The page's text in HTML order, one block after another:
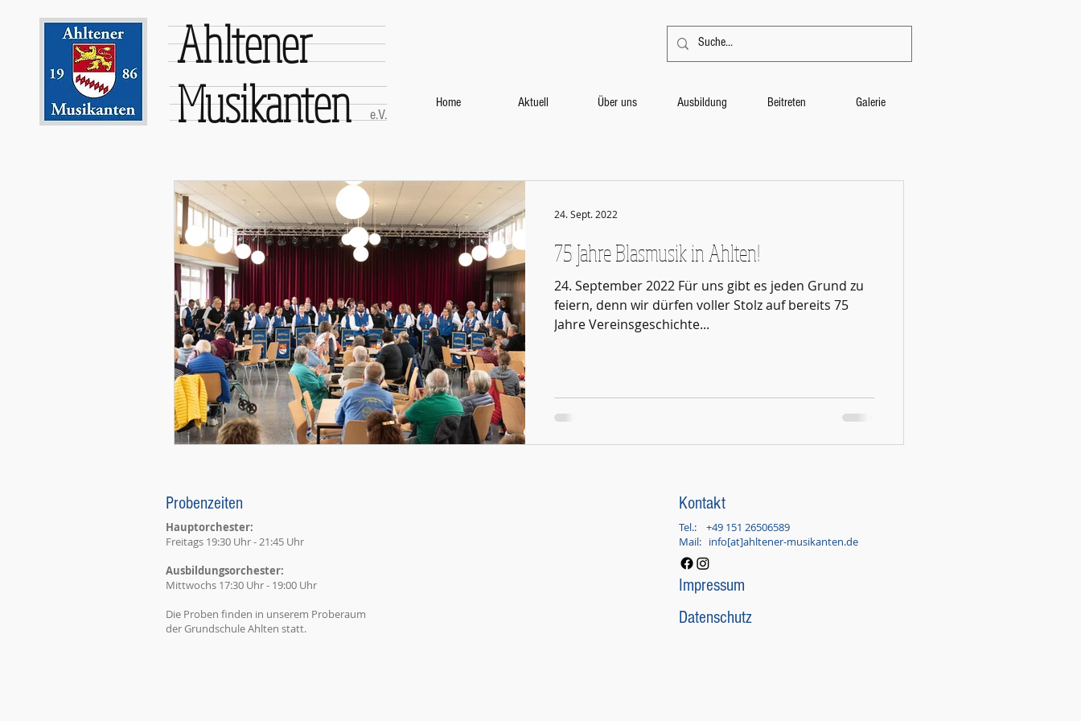
e.V.
Ahltener
Musikanten
Home Aktuell Über uns Ausbildung Beitreten Galerie
75 Jahre Blasmusik in Ahlten!
24. September 2022 Für uns gibt es jeden Grund zu
feiern, denn wir dürfen voller Stolz auf bereits 75
Jahre Vereinsgeschichte...
24. Sept. 2022
Probenzeiten
Hauptorchester:
Freitags 19:30 Uhr - 21:45 Uhr
Ausbildungsorchester:
Mittwochs 17:30 Uhr - 19:00 Uhr
Die Proben finden in unserem Proberaum
der Grundschule Ahlten statt.
Kontakt
Tel.: +49 151 26506589
Mail: info[at]ahltener-musikanten.de
Impressum
Datenschutz